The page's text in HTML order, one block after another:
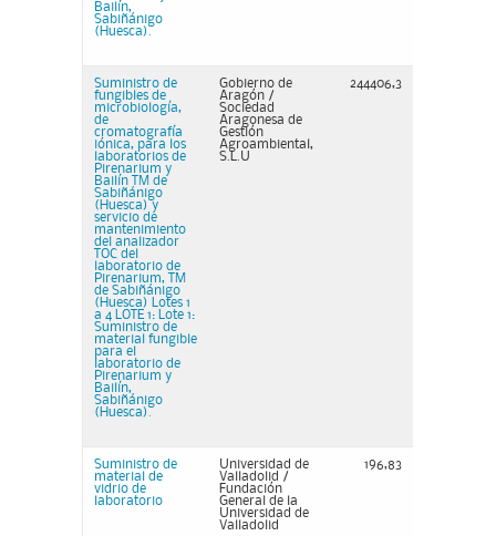
Bailín,
Sabiñánigo
(Huesca).
Suministro de
fungibles de
microbiología,
de
cromatografía
iónica, para los
laboratorios de
Pirenarium y
Bailín TM de
Sabiñánigo
(Huesca) y
servicio de
mantenimiento
del analizador
TOC del
laboratorio de
Pirenarium, TM
de Sabiñánigo
(Huesca) Lotes 1
a 4 LOTE 1: Lote 1:
Suministro de
material fungible
para el
laboratorio de
Pirenarium y
Bailín,
Sabiñánigo
(Huesca).
Gobierno de
Aragón /
Sociedad
Aragonesa de
Gestión
Agroambiental,
S.L.U
244406,3
Suministro de
material de
vidrio de
laboratorio
Universidad de
Valladolid /
Fundación
General de la
Universidad de
Valladolid
196,83